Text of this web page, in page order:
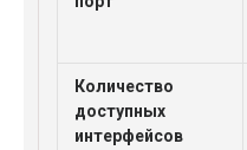
Количество
доступных
интерфейсов